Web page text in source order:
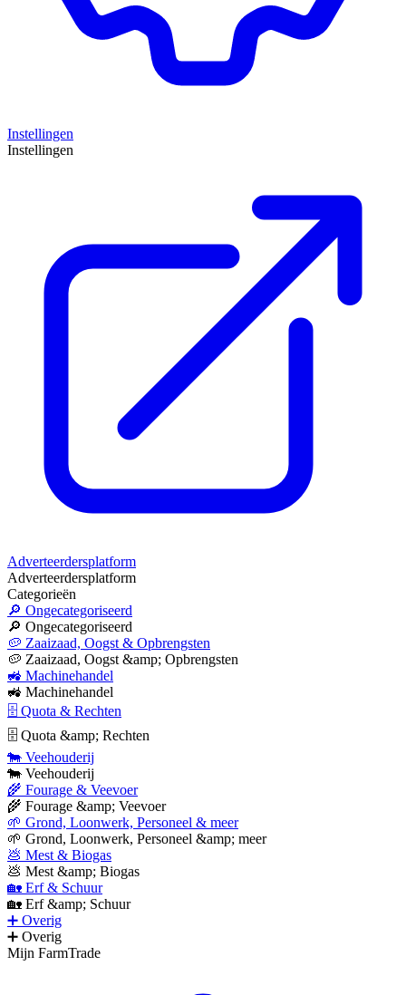
Instellingen
Instellingen
Adverteerdersplatform
Adverteerdersplatform
Categorieën
🔎 Ongecategoriseerd
🔎 Ongecategoriseerd
🥔 Zaaizaad, Oogst & Opbrengsten
🥔 Zaaizaad, Oogst &amp; Opbrengsten
🚜 Machinehandel
🚜 Machinehandel
🗄 Quota & Rechten
🗄 Quota &amp; Rechten
🐄 Veehouderij
🐄 Veehouderij
🌾 Fourage & Veevoer
🌾 Fourage &amp; Veevoer
🌱 Grond, Loonwerk, Personeel & meer
🌱 Grond, Loonwerk, Personeel &amp; meer
💩 Mest & Biogas
💩 Mest &amp; Biogas
🏡 Erf & Schuur
🏡 Erf &amp; Schuur
➕ Overig
➕ Overig
Mijn FarmTrade